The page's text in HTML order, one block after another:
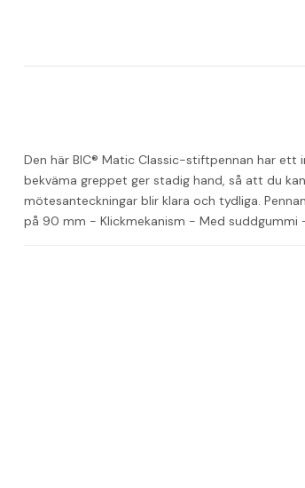
Den här BIC® Matic Classic-stiftpennan har ett
bekväma greppet ger stadig hand, så att du
mötesanteckningar blir klara och tydliga.
på 90 mm - Klickmekanism - Med suddgummi